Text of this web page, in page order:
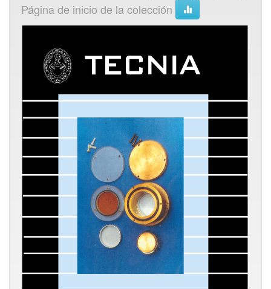
Página de inicio de la colección